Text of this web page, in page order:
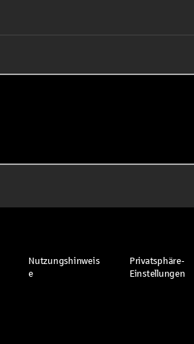
Nutzungshinweis
e
Privatsphäre-
Einstellungen